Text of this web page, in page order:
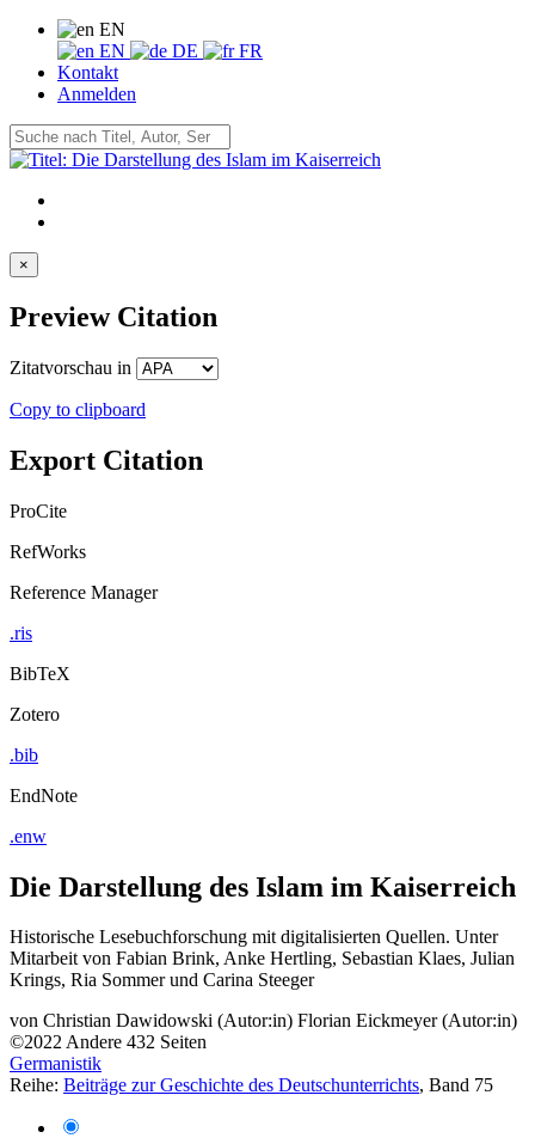
EN
EN
DE
FR
Kontakt
Anmelden
×
Preview Citation
Zitatvorschau in
Copy to clipboard
Export Citation
ProCite
RefWorks
Reference Manager
.ris
BibTeX
Zotero
.bib
EndNote
.enw
Die Darstellung des Islam im Kaiserreich
Historische Lesebuchforschung mit digitalisierten Quellen. Unter
Mitarbeit von Fabian Brink, Anke Hertling, Sebastian Klaes, Julian
Krings, Ria Sommer und Carina Steeger
von Christian Dawidowski (Autor:in) Florian Eickmeyer (Autor:in)
©2022Andere 432 Seiten
Germanistik
Reihe: Beiträge zur Geschichte des Deutschunterrichts, Band 75